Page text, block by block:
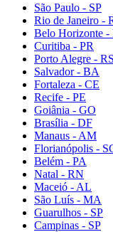
São Paulo - SP
Rio de Janeiro -
Belo Horizonte -
Curitiba - PR
Porto Alegre - RS
Salvador - BA
Fortaleza - CE
Recife - PE
Goiânia - GO
Brasília - DF
Manaus - AM
Florianópolis -
Belém - PA
Natal - RN
Maceió - AL
São Luís - MA
Guarulhos - SP
Campinas - SP